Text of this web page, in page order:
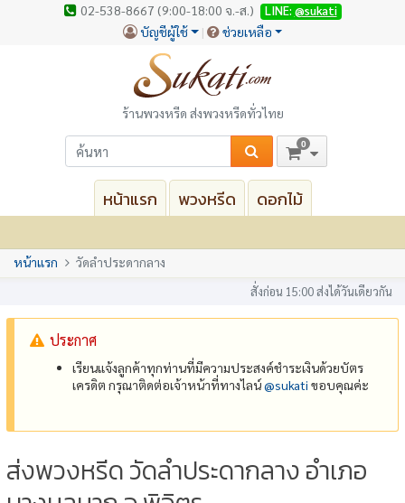
02-538-8667 (9:00-18:00 จ.-ส.) LINE: @sukati
บัญชีผู้ใช้ ช่วยเหลือ
ร้านพวงหรีด ส่งพวงหรีดทั่วไทย
0
หน้าแรก พวงหรีด ดอกไม้
หน้าแรก วัดลำประดากลาง
สั่งก่อน 15:00 ส่งได้วันเดียวกัน
ประกาศ
เรียนแจ้งลูกค้าทุกท่านที่มีความประสงค์ชำระเงินด้วยบัตร
เครดิต กรุณาติดต่อเจ้าหน้าที่ทางไลน์@‌sukati ขอบคุณค่ะ
ส่งพวงหรีด วัดลำประดากลาง อำเภอ